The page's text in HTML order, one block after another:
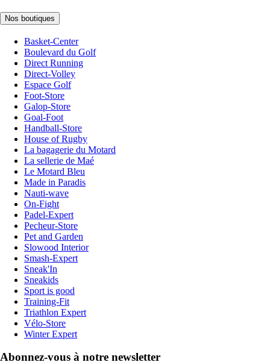
Nos boutiques
Basket-Center
Boulevard du Golf
Direct Running
Direct-Volley
Espace Golf
Foot-Store
Galop-Store
Goal-Foot
Handball-Store
House of Rugby
La bagagerie du Motard
La sellerie de Maé
Le Motard Bleu
Made in Paradis
Nauti-wave
On-Fight
Padel-Expert
Pecheur-Store
Pet and Garden
Slowood Interior
Smash-Expert
Sneak'In
Sneakids
Sport is good
Training-Fit
Triathlon Expert
Vélo-Store
Winter Expert
Abonnez-vous à notre newsletter